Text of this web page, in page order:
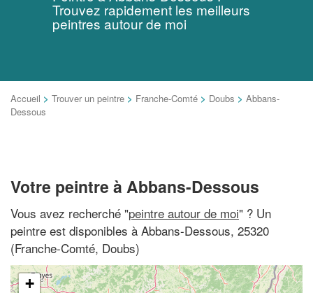
Trouvez rapidement les meilleurs
peintres autour de moi
Accueil > Trouver un peintre > Franche-Comté > Doubs > Abbans-
Dessous
Votre peintre à Abbans-Dessous
Vous avez recherché "peintre autour de moi" ? Un
peintre est disponibles à Abbans-Dessous, 25320
(Franche-Comté, Doubs)
+